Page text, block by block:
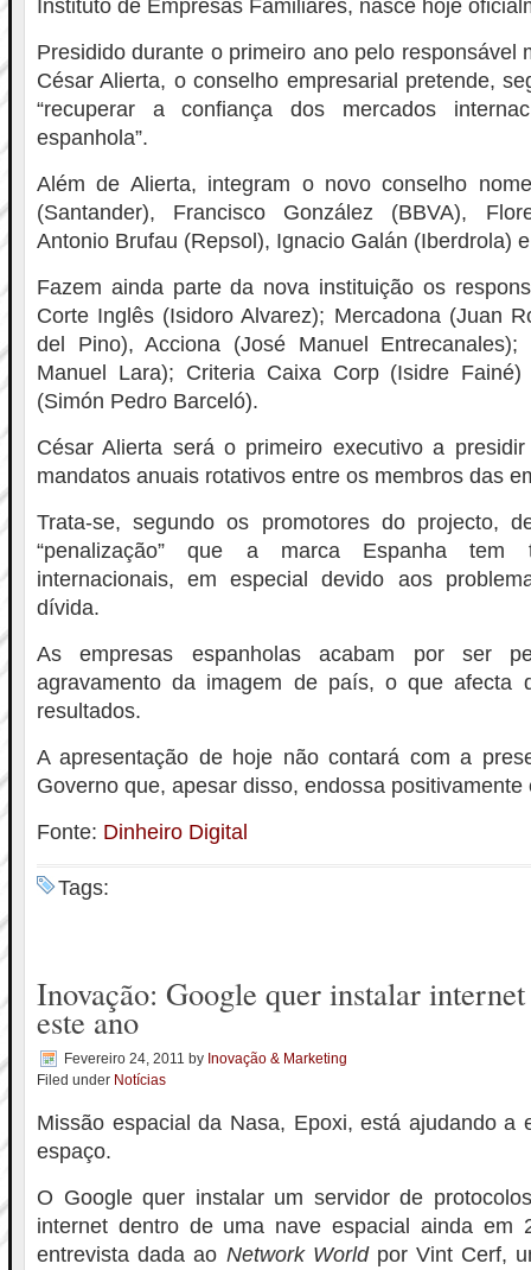
Instituto de Empresas Familiares, nasce hoje
Presidido durante o primeiro ano pelo responsável
César Alierta, o conselho empresarial pretende,
“recuperar a confiança dos mercados
espanhola”.
Além de Alierta, integram o novo conselho
(Santander), Francisco González (BBVA),
Antonio Brufau (Repsol), Ignacio Galán (Iberdrola)
Fazem ainda parte da nova instituição os
Corte Inglês (Isidoro Alvarez); Mercadona (Juan
del Pino), Acciona (José Manuel
Manuel Lara); Criteria Caixa Corp (Isidre
(Simón Pedro Barceló).
César Alierta será o primeiro executivo a
mandatos anuais rotativos entre os membros das
Trata-se, segundo os promotores do projecto,
“penalização” que a marca Espanha tem
internacionais, em especial devido aos
dívida.
As empresas espanholas acabam por ser
agravamento da imagem de país, o que afecta
resultados.
A apresentação de hoje não contará com a
Governo que, apesar disso, endossa positivamente
Fonte: Dinheiro Digital
Tags:
Inovação: Google quer instalar
este ano
Fevereiro 24, 2011 by Inovação & Marketing
Filed under Notícias
Missão espacial da Nasa, Epoxi, está ajudando a
espaço.
O Google quer instalar um servidor de
internet dentro de uma nave espacial ainda em
entrevista dada ao Network Worldpor Vint Cerf,